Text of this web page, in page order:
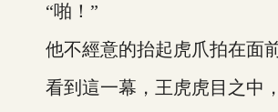
“啪！”
他不經意的抬起虎爪拍在面前
看到這一幕，王虎虎目之中，